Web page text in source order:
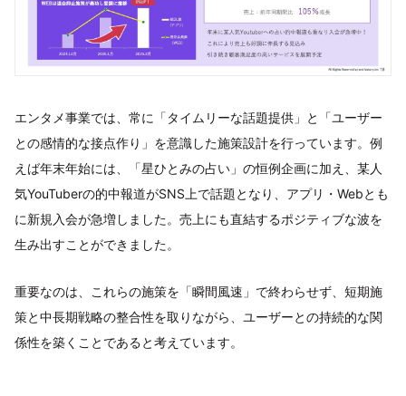
エンタメ事業では、常に「タイムリーな話題提供」と「ユーザー
との感情的な接点作り」を意識した施策設計を行っています。例
えば年末年始には、「星ひとみの占い」の恒例企画に加え、某人
気YouTuberの的中報道がSNS上で話題となり、アプリ・Webとも
に新規入会が急増しました。売上にも直結するポジティブな波を
生み出すことができました。
重要なのは、これらの施策を「瞬間風速」で終わらせず、短期施
策と中長期戦略の整合性を取りながら、ユーザーとの持続的な関
係性を築くことであると考えています。